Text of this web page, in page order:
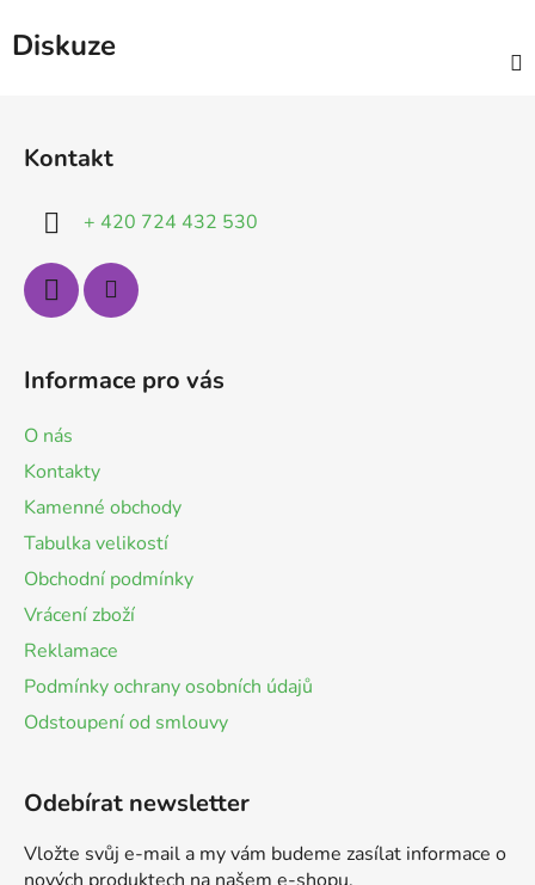
Diskuze
Kontakt
+ 420 724 432 530
Informace pro vás
O nás
Kontakty
Kamenné obchody
Tabulka velikostí
Obchodní podmínky
Vrácení zboží
Reklamace
Podmínky ochrany osobních údajů
Odstoupení od smlouvy
Odebírat newsletter
Vložte svůj e-mail a my vám budeme zasílat informace o